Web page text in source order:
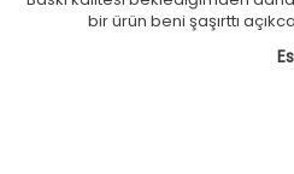
bir ürün beni şaşırttı